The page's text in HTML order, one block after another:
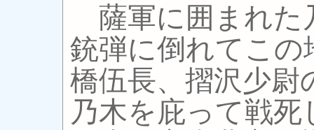
薩軍に囲まれた
銃弾に倒れてこ
橋伍長、摺沢少尉
乃木を庇って戦